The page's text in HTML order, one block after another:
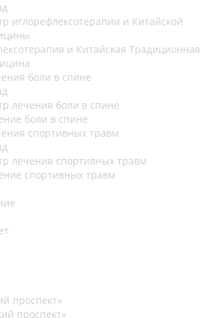
иглорефлексотерапии и Китайской
и Китайская Традиционная
боли в спине
лечения боли в спине
боли в спине
спортивных травм
лечения спортивных травм
спортивных травм
проспект»
проспект»